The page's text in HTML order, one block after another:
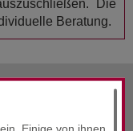
Einige von ihnen
Die
Beratung.